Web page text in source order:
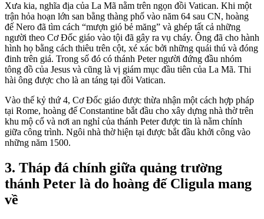
Xưa kia, nghĩa địa của La Mã nằm trên ngọn đồi Vatican. Khi một
trận hỏa hoạn lớn san bằng thàng phố vào năm 64 sau CN, hoàng
đế Nero đã tìm cách “mượn gió bẻ măng” và ghép tất cả những
người theo Cơ Đốc giáo vào tội đã gây ra vụ cháy. Ông đã cho hành
hình họ bằng cách thiêu trên cột, xé xác bởi những quái thú và đóng
đinh trên giá. Trong số đó có thánh Peter người đứng đầu nhóm
tông đồ của Jesus và cũng là vị giám mục đầu tiên của La Mã. Thi
hài ông được cho là an táng tại đồi Vatican.
Vào thế kỷ thứ 4, Cơ Đốc giáo được thừa nhận một cách hợp pháp
tại Rome, hoàng đế Constantine bắt đầu cho xây dựng nhà thờ trên
khu mộ cổ và nơi an nghỉ của thánh Peter được tin là nằm chính
giữa công trình. Ngôi nhà thờ hiện tại được bắt đầu khởi công vào
những năm 1500.
3. Tháp đá chính giữa quảng trường
thánh Peter là do hoàng đế Cligula mang
về